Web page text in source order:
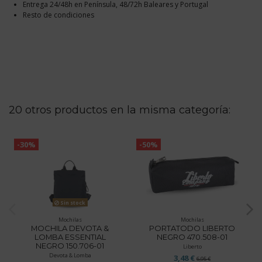
Entrega 24/48h en Península, 48/72h Baleares y Portugal
Resto de condiciones
20 otros productos en la misma categoría:
-30%
Sin stock
Mochilas
MOCHILA DEVOTA &
LOMBA ESSENTIAL
NEGRO 150.706-01
Devota & Lomba
-50%
Mochilas
PORTATODO LIBERTO
NEGRO 470.508-01
Liberto
3,48 € 6,95 €